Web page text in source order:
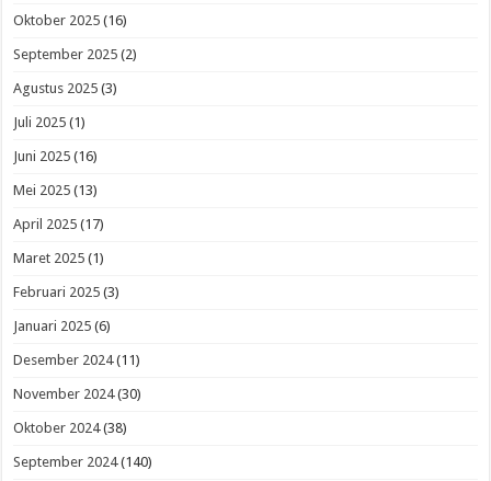
Oktober 2025 (16)
September 2025 (2)
Agustus 2025 (3)
Juli 2025 (1)
Juni 2025 (16)
Mei 2025 (13)
April 2025 (17)
Maret 2025 (1)
Februari 2025 (3)
Januari 2025 (6)
Desember 2024(11)
November 2024(30)
Oktober 2024(38)
September 2024(140)